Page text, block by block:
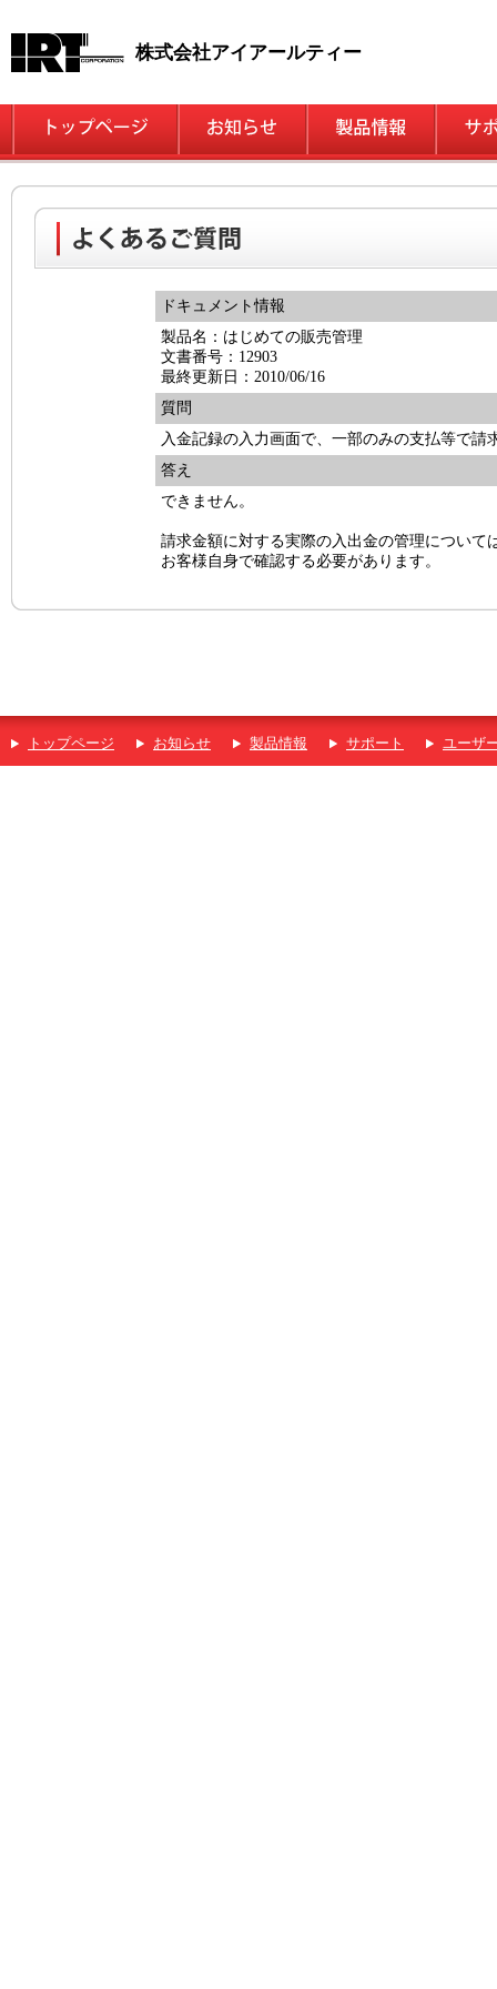
株式会社アイアールティー
ドキュメント情報
製品名：はじめての販売管理
文書番号：12903
最終更新日：2010/06/16
質問
入金記録の入力画面で、一部のみの支払等で
答え
できません。
請求金額に対する実際の入出金の管理について
お客様自身で確認する必要があります。
トップページ お知らせ 製品情報 サポート ユーザ